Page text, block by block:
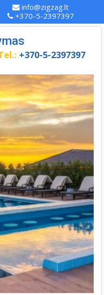
info@zigzag.lt
+370-5-2397397
+370-5-2397397